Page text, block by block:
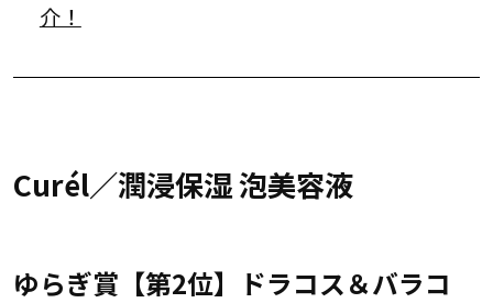
介！
Curél／潤浸保湿 泡美容液
ゆらぎ賞【第2位】ドラコス＆バラコ